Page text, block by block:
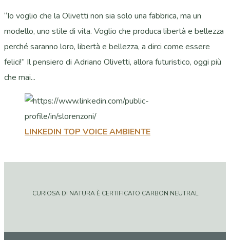
“Io voglio che la Olivetti non sia solo una fabbrica, ma un
modello, uno stile di vita. Voglio che produca libertà e bellezza
perché saranno loro, libertà e bellezza, a dirci come essere
felici!” Il pensiero di Adriano Olivetti, allora futuristico, oggi più
che mai...
LINKEDIN TOP VOICE AMBIENTE
CURIOSA DI NATURA È CERTIFICATO CARBON NEUTRAL